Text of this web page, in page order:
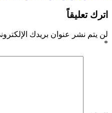
اترك تعليقاً
لن يتم نشر عنوان بريدك
*